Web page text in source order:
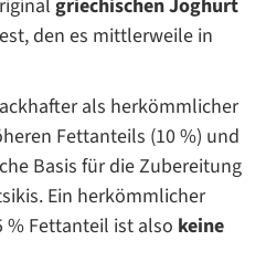
griechischen Joghurt
den es mittlerweile in
als herkömmlicher
Fettanteils (10 %) und
Basis für die Zubereitung
Ein herkömmlicher
Fettanteil ist also keine